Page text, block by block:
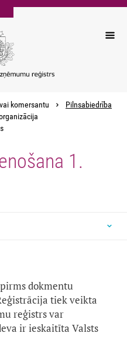
komersantu
Pilnsabiedrība
1.
dokmentu
tiek veikta
reģistrs var
ir ieskaitīta Valsts